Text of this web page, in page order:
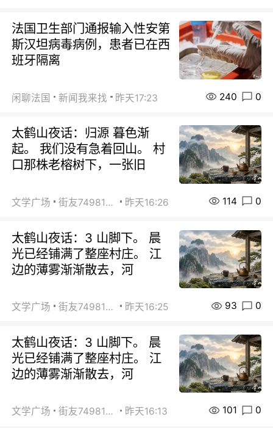
法国卫生部门通报输入性安第
斯汉坦病毒病例，患者已在西
班牙隔离
闲聊法国 新闻我来找 昨天17:23 240 0
太鹤山夜话：归源 暮色渐
起。 我们没有急着回山。 村
口那株老榕树下，一张旧
文学广场 街友74981146 昨天16:26 114 0
太鹤山夜话：3 山脚下。 晨
光已经铺满了整座村庄。 江
边的薄雾渐渐散去，河
文学广场 街友74981146 昨天16:25 93 0
太鹤山夜话：3 山脚下。 晨
光已经铺满了整座村庄。 江
边的薄雾渐渐散去，河
文学广场 街友74981146 昨天16:13 101 0